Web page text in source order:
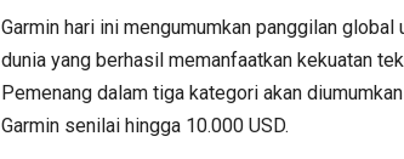
Garmin hari ini mengumumkan panggilan
dunia yang berhasil memanfaatkan kekuatan
Pemenang dalam tiga kategori akan
Garmin senilai hingga 10.000 USD.